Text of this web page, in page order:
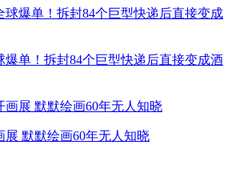
爆单！拆封84个巨型快递后直接变成酒
展 默默绘画60年无人知晓